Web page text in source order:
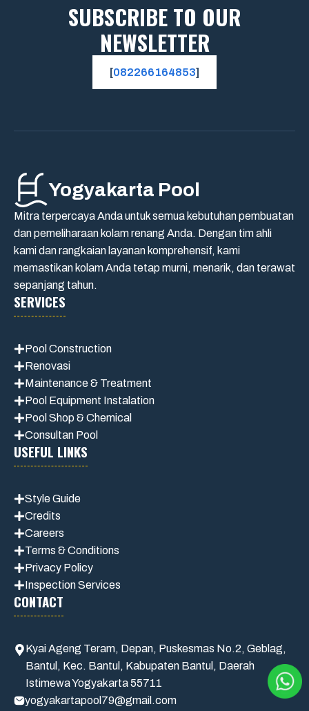
SUBSCRIBE TO OUR
NEWSLETTER
[082266164853]
Yogyakarta Pool
Mitra terpercaya Anda untuk semua kebutuhan pembuatan
dan pemeliharaan kolam renang Anda. Dengan tim ahli
kami dan rangkaian layanan komprehensif, kami
memastikan kolam Anda tetap murni, menarik, dan terawat
sepanjang tahun.
SERVICES
Pool Construction
Renovasi
Maintenance& Treatment
Pool Equipment Instalation
Pool Shop & Chemical
Consultan Pool
USEFUL LINKS
Style Guide
Credits
Careers
Terms & Conditions
Privacy Policy
Inspection Services
CONTACT
Kyai Ageng Teram, Depan, Puskesmas No.2, Geblag,
Bantul, Kec. Bantul, Kabupaten Bantul, Daerah
Istimewa Yogyakarta 55711
yogyakartapool79@gmail.com